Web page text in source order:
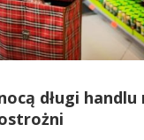
długi handlu